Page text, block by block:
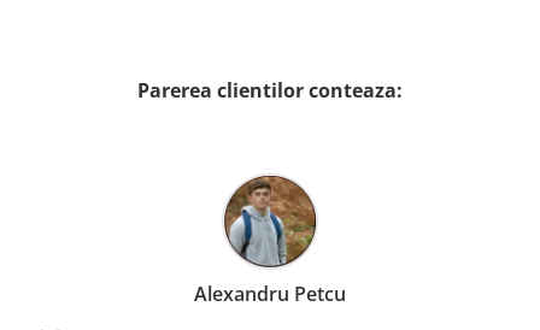
Parerea clientilor conteaza:
Alexandru Petcu